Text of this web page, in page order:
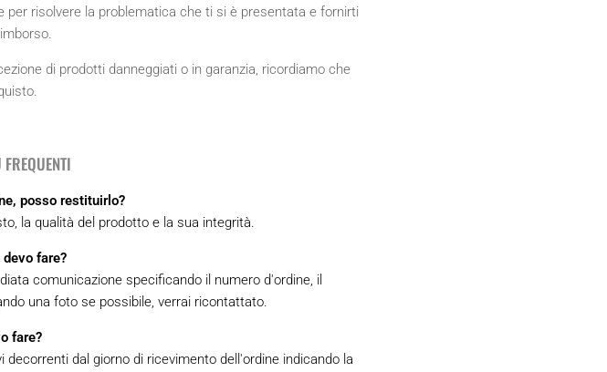
risolvere la problematica che ti si è presentata e fornirti
di prodotti danneggiati o in garanzia, ricordiamo che
posso restituirlo?
la qualità del prodotto e la sua integrità.
fare?
comunicazione specificando il numero d'ordine, il
una foto se possibile, verrai ricontattato.
fare?
dal giorno di ricevimento dell'ordine indicando la